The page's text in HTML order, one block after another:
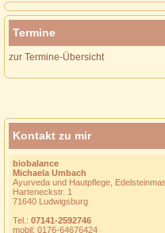
Termine
zur Termine-Übersicht
Kontakt zu mir
biobalance
Michaela Umbach
Ayurveda und Hautpflege,
Harteneckstr. 1
71640 Ludwigsburg
Tel.: 07141-2592746
mobil: 0176-64676424